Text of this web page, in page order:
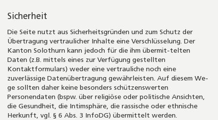
Sicherheit
Die Seite nutzt aus Sicherheitsgründen und zum Schutz der
Übertragung vertraulicher Inhalte eine Verschlüsselung. Der
Kanton Solothurn kann jedoch für die ihm übermit-telten
Daten (z.B. mittels eines zur Verfügung gestellten
Kontaktformulars) weder eine vertrauliche noch eine
zuverlässige Datenübertragung gewährleisten. Auf diesem We-
ge sollten daher keine besonders schützenswerten
Personendaten (bspw. über religiöse oder politische Ansichten,
die Gesundheit, die Intimsphäre, die rassische oder ethnische
Herkunft, vgl. § 6 Abs. 3 InfoDG) übermittelt werden.